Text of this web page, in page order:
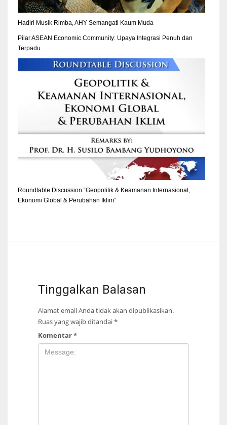
Hadiri Musik Rimba, AHY Semangati Kaum Muda
Pilar ASEAN Economic Community: Upaya Integrasi Penuh dan
Terpadu
Roundtable Discussion “Geopolitik & Keamanan Internasional,
Ekonomi Global & Perubahan Iklim”
Tinggalkan Balasan
Alamat email Anda tidak akan dipublikasikan.
Ruas yang wajib ditandai*
Komentar*